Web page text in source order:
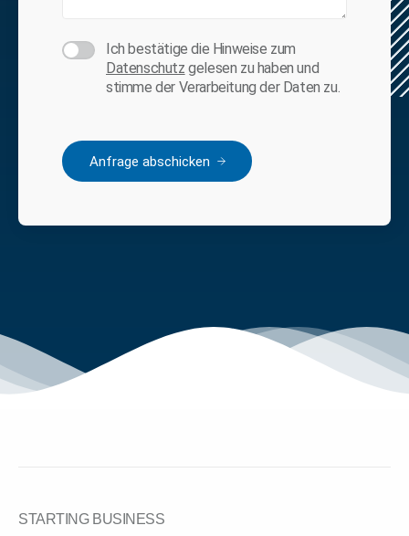
Ich bestätige die Hinweise zum
Datenschutz gelesen zu haben und
stimme der Verarbeitung der Daten zu.
Anfrage abschicken
STARTING BUSINESS